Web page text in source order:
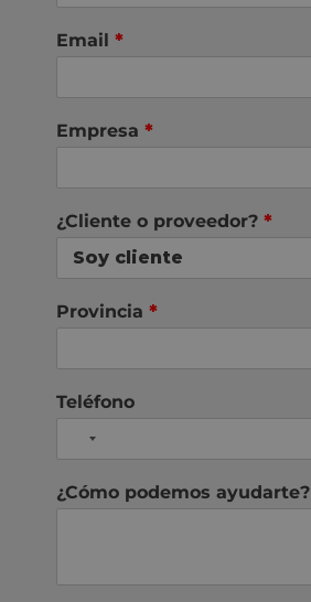
Email *
Empresa *
¿Cliente o proveedor? *
Provincia *
Teléfono
¿Cómo podemos ayudarte?